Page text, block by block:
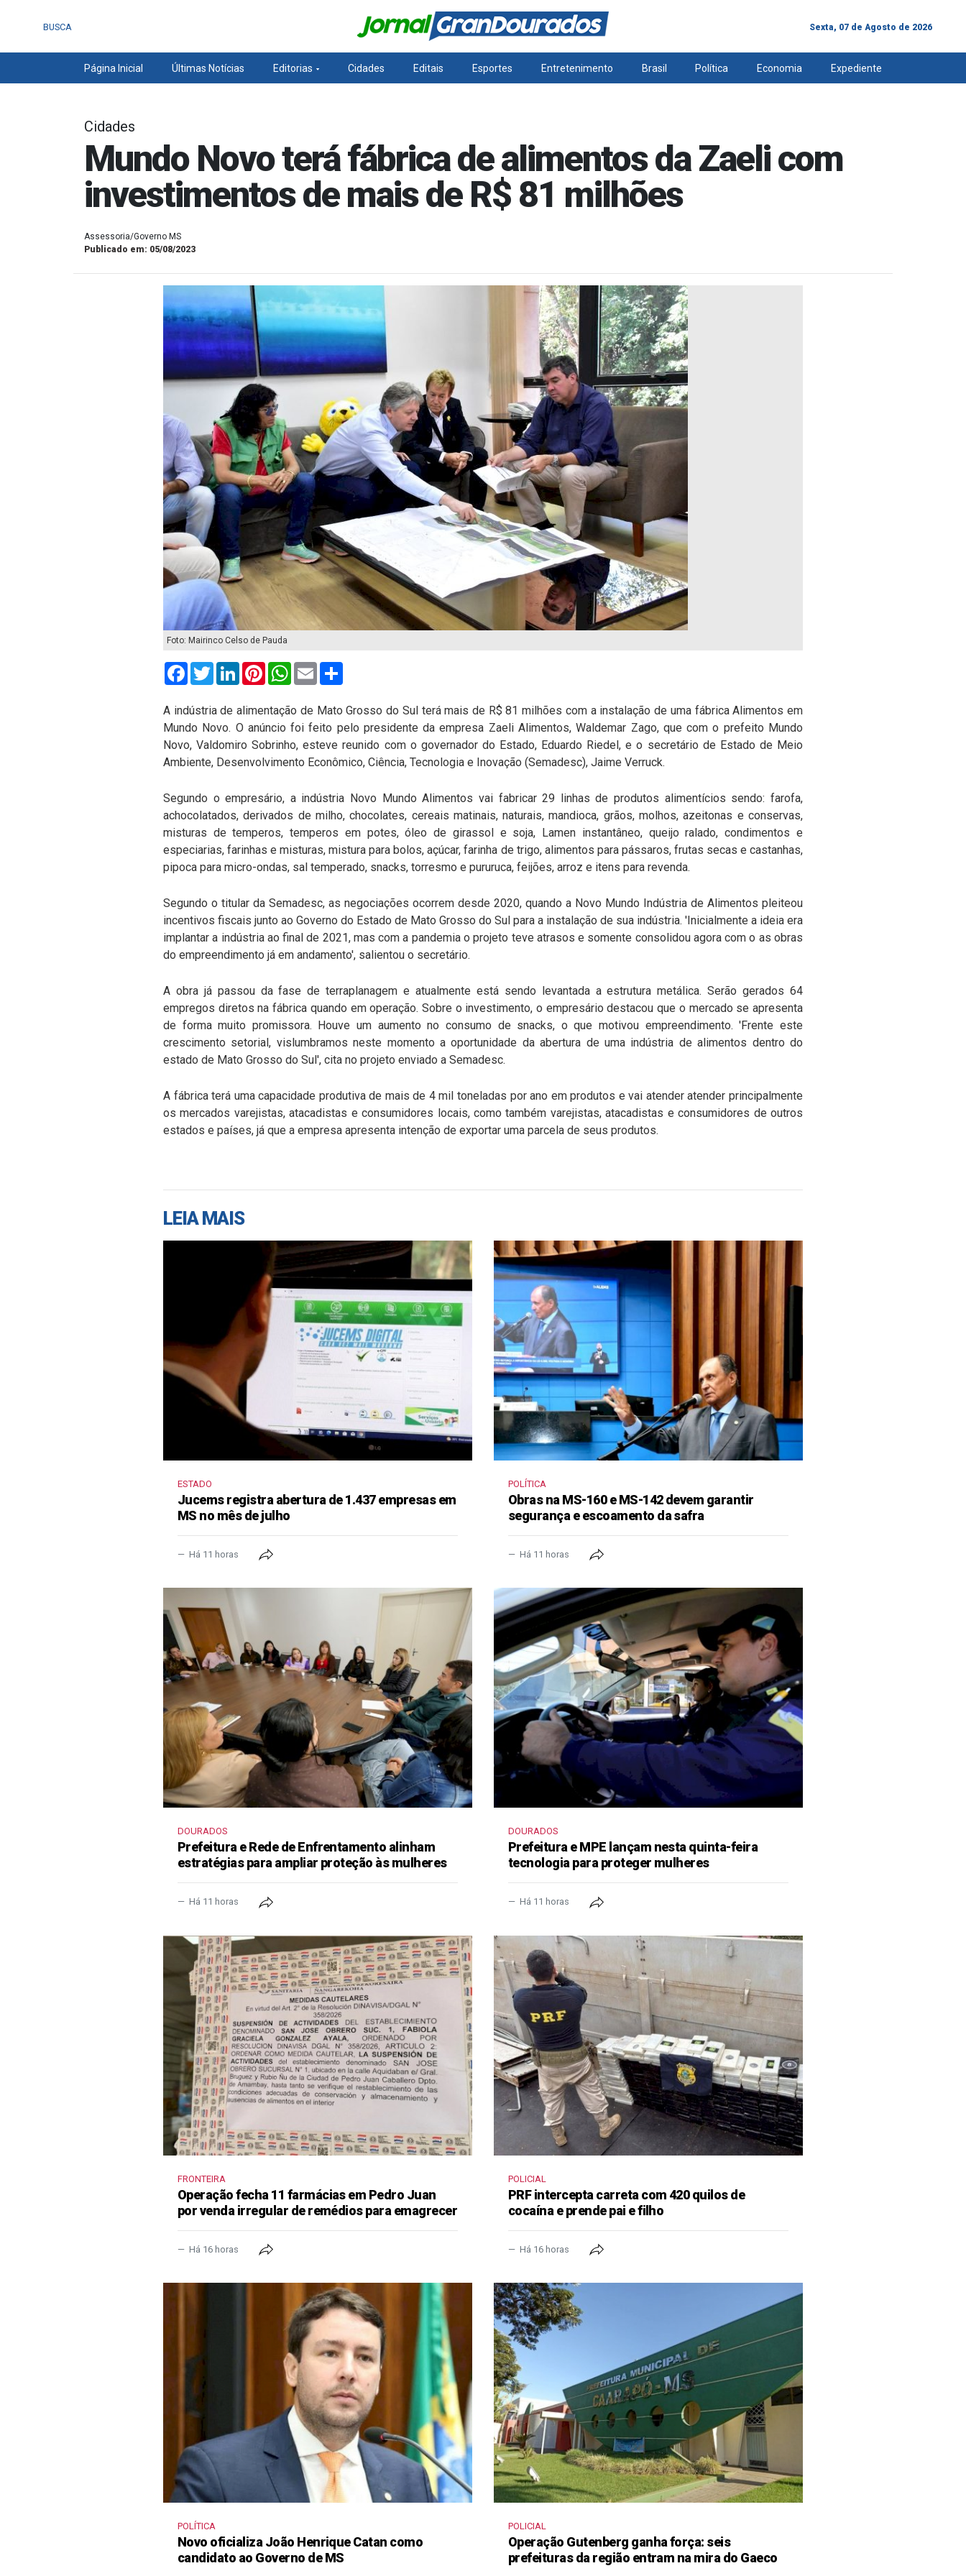
BUSCA Sexta, 07 de Agosto de 2026
Página Inicial Últimas Notícias Editorias Cidades Editais Esportes Entretenimento Brasil Política Economia Expediente
Cidades
Mundo Novo terá fábrica de alimentos da Zaeli com
investimentos de mais de R$ 81 milhões
Assessoria/Governo MS
Publicado em: 05/08/2023
Foto: Mairinco Celso de Pauda
FacebookTwitterLinkedInPinterestWhatsApp
Email
A indústria de alimentação de Mato Grosso do Sul terá mais de R$ 81 milhões com a instalação de uma fábrica Alimentos em
Mundo Novo. O anúncio foi feito pelo presidente da empresa Zaeli Alimentos, Waldemar Zago, que com o prefeito Mundo
Novo, Valdomiro Sobrinho, esteve reunido com o governador do Estado, Eduardo Riedel, e o secretário de Estado de Meio
Ambiente, Desenvolvimento Econômico, Ciência, Tecnologia e Inovação (Semadesc), Jaime Verruck.
Segundo o empresário, a indústria Novo Mundo Alimentos vai fabricar 29 linhas de produtos alimentícios sendo: farofa,
achocolatados, derivados de milho, chocolates, cereais matinais, naturais, mandioca, grãos, molhos, azeitonas e conservas,
misturas de temperos, temperos em potes, óleo de girassol e soja, Lamen instantâneo, queijo ralado, condimentos e
especiarias, farinhas e misturas, mistura para bolos, açúcar, farinha de trigo, alimentos para pássaros, frutas secas e castanhas,
pipoca para micro-ondas, sal temperado, snacks, torresmo e pururuca, feijões, arroz e itens para revenda.
Segundo o titular da Semadesc, as negociações ocorrem desde 2020, quando a Novo Mundo Indústria de Alimentos pleiteou
incentivos fiscais junto ao Governo do Estado de Mato Grosso do Sul para a instalação de sua indústria. 'Inicialmente a ideia era
implantar a indústria ao final de 2021, mas com a pandemia o projeto teve atrasos e somente consolidou agora com o as obras
do empreendimento já em andamento', salientou o secretário.
A obra já passou da fase de terraplanagem e atualmente está sendo levantada a estrutura metálica. Serão gerados 64
empregos diretos na fábrica quando em operação. Sobre o investimento, o empresário destacou que o mercado se apresenta
de forma muito promissora. Houve um aumento no consumo de snacks, o que motivou empreendimento. 'Frente este
crescimento setorial, vislumbramos neste momento a oportunidade da abertura de uma indústria de alimentos dentro do
estado de Mato Grosso do Sul', cita no projeto enviado a Semadesc.
A fábrica terá uma capacidade produtiva de mais de 4 mil toneladas por ano em produtos e vai atender atender principalmente
os mercados varejistas, atacadistas e consumidores locais, como também varejistas, atacadistas e consumidores de outros
estados e países, já que a empresa apresenta intenção de exportar uma parcela de seus produtos.
LEIA MAIS
ESTADO
Jucems registra abertura de 1.437 empresas em
MS no mês de julho
Há 11 horas
POLÍTICA
Obras na MS-160 e MS-142 devem garantir
segurança e escoamento da safra
Há 11 horas
DOURADOS
Prefeitura e Rede de Enfrentamento alinham
estratégias para ampliar proteção às mulheres
Há 11 horas
DOURADOS
Prefeitura e MPE lançam nesta quinta-feira
tecnologia para proteger mulheres
Há 11 horas
FRONTEIRA
Operação fecha 11 farmácias em Pedro Juan
por venda irregular de remédios para emagrecer
Há 16 horas
POLICIAL
PRF intercepta carreta com 420 quilos de
cocaína e prende pai e filho
Há 16 horas
POLÍTICA
Novo oficializa João Henrique Catan como
candidato ao Governo de MS
POLICIAL
Operação Gutenberg ganha força: seis
prefeituras da região entram na mira do Gaeco